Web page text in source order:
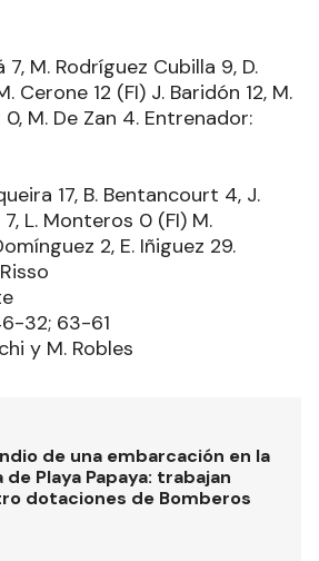
7, M. Rodríguez Cubilla 9, D.
Cerone 12 (FI) J. Baridón 12, M.
M. De Zan 4. Entrenador:
17, B. Bentancourt 4, J.
L. Monteros 0 (FI) M.
2, E. Iñiguez 29.
32; 63-61
y M. Robles
de una embarcación en la
de Playa Papaya: trabajan
dotaciones de Bomberos